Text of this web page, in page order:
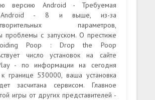
версию Android - Требуемая
Android - 8 и выше, из-за
параметров,
проблемы с запуском. О престиже
Poop : Drop the Poop
число установок на сайте
- по информации на сегодня
границе 530000, ваша установка
засчитана сервисом. Главное
игры от других представителей -